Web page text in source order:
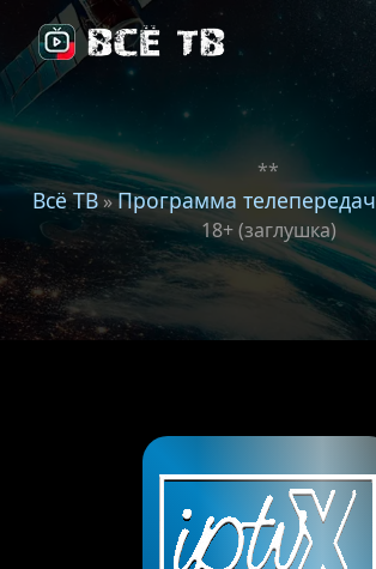
**
Всё ТВ»Программа телепередач
18+ (заглушка)